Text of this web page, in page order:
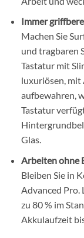
Immer
Machen Sie
und tragbaren
Tastatur mit
luxuriösen, mit
aufbewahren,
Tastatur
Glas.
Arbeiten ohne
Bleiben Sie in
Advanced Pro.
zu 80 % im
Akkulaufzeit